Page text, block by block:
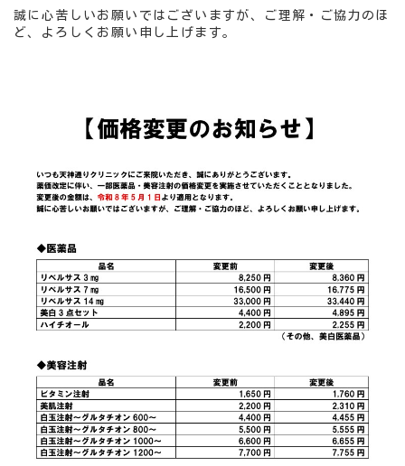
誠に心苦しいお願いではございますが、ご理解・ご協力のほ
ど、よろしくお願い申し上げます。